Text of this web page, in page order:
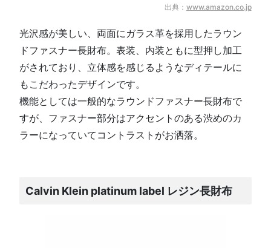
出典： www.amazon.co.jp
光沢感が美しい、両面にガラス革を採用したラウン
ドファスナー長財布。表装、内装ともに型押し加工
がされており、立体感を感じるようなディテールに
もこだわったデザインです。
機能としては一般的なラウンドファスナー長財布で
すが、ファスナー部分はアクセントのある渋めのカ
ラーになっていてコントラストがお洒落。
Calvin Klein platinum label レジン長財布